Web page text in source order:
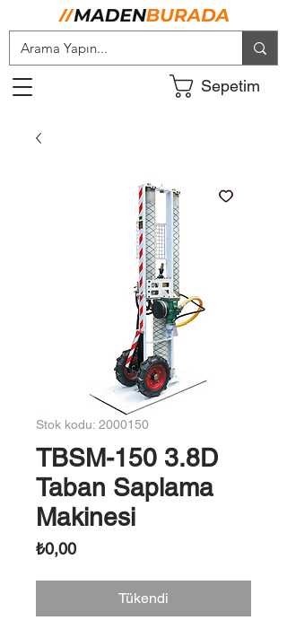
Sepetim
Stok kodu: 2000150
TBSM-150 3.8D
Taban Saplama
Makinesi
₺0,00Fiyat
Tükendi